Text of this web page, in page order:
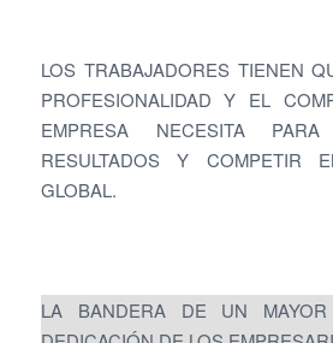
LOS TRABAJADORES TIENEN
PROFESIONALIDAD Y EL
EMPRESA NECESITA
RESULTADOS Y COMPETIR
GLOBAL.
LA BANDERA DE UN